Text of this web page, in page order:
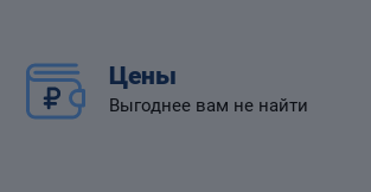
Цены
Выгоднее вам не найти